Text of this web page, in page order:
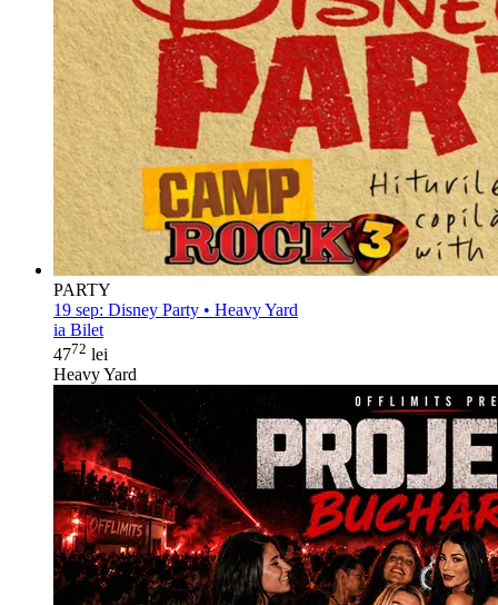
PARTY
19 sep: Disney Party • Heavy Yard
ia Bilet
4772 lei
Heavy Yard